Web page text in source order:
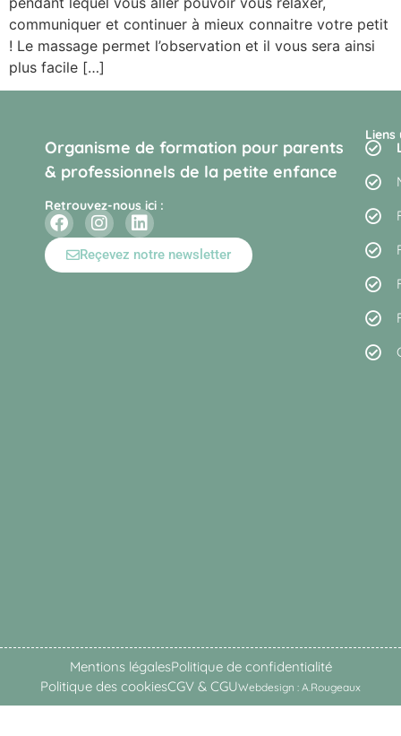
communiquer et continuer à mieux connaitre votre petit
! Le massage permet l’observation et il vous sera ainsi
plus facile […]
Organisme de formation pour parents
& professionnels de la petite enfance
Retrouvez-nous ici :
Reçevez notre newsletter
Liens
Mentions légalesPolitique de confidentialité
Politique des cookiesCGV & CGUWebdesign : A.Rougeaux